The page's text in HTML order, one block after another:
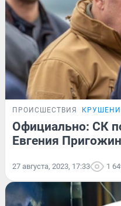
ПРОИСШЕСТВИЯ
Официально: СК
Евгения
27 августа, 2023, 17:33 1